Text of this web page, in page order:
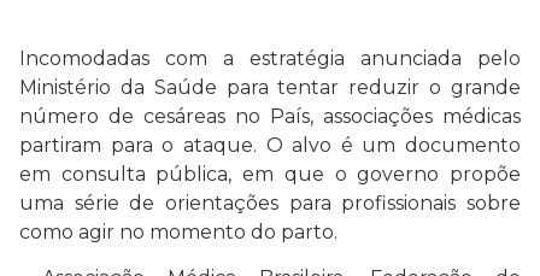
Incomodadas com a estratégia anunciada pelo
Ministério da Saúde para tentar reduzir o grande
número de cesáreas no País, associações médicas
partiram para o ataque. O alvo é um documento
em consulta pública, em que o governo propõe
uma série de orientações para profissionais sobre
como agir no momento do parto.